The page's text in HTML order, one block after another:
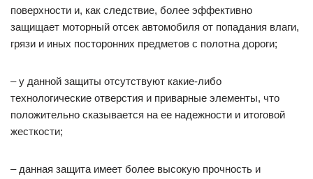
поверхности и, как следствие, более эффективно
защищает моторный отсек автомобиля от попадания влаги,
грязи и иных посторонних предметов с полотна дороги;
– у данной защиты отсутствуют какие-либо
технологические отверстия и приварные элементы, что
положительно сказывается на ее надежности и итоговой
жесткости;
– данная защита имеет более высокую прочность и